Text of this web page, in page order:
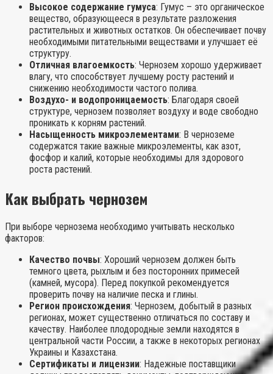
Высокое содержание гумуса: Гумус – это органическое
вещество, образующееся в результате разложения
растительных и животных остатков. Он обеспечивает почву
необходимыми питательными веществами и улучшает её
структуру.
Отличная влагоемкость: Чернозем хорошо удерживает
влагу, что способствует лучшему росту растений и
снижению необходимости частого полива.
Воздухо- и водопроницаемость: Благодаря своей
структуре, чернозем позволяет воздуху и воде свободно
проникать к корням растений.
Насыщенность микроэлементами: В черноземе
содержатся такие важные микроэлементы, как азот,
фосфор и калий, которые необходимы для здорового
роста растений.
Как выбрать чернозем
При выборе чернозема необходимо учитывать несколько
факторов:
Качество почвы: Хороший чернозем должен быть
темного цвета, рыхлым и без посторонних примесей
(камней, мусора). Перед покупкой рекомендуется
проверить почву на наличие песка и глины.
Регион происхождения: Чернозем, добытый в разных
регионах, может существенно отличаться по составу и
качеству. Наиболее плодородные земли находятся в
центральной части России, а также в некоторых регионах
Украины и Казахстана.
Сертификаты и лицензии: Надежные поставщики